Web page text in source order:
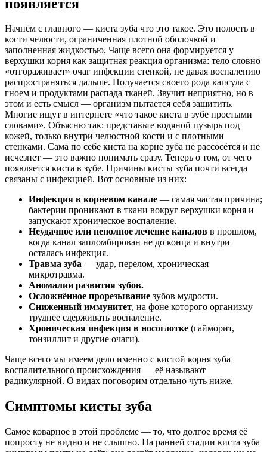
появляется
Начнём с главного — киста зуба что это такое. Это полость в
кости челюсти, ограниченная плотной оболочкой и
заполненная жидкостью. Чаще всего она формируется у
верхушки корня как защитная реакция организма: тело словно
«отгораживает» очаг инфекции стенкой, не давая воспалению
распространяться дальше. Получается своего рода капсула с
гноем и продуктами распада тканей. Звучит неприятно, но в
этом и есть смысл — организм пытается себя защитить.
Многие ищут в интернете «что такое киста в зубе простыми
словами». Объясню так: представьте водяной пузырь под
кожей, только внутри челюстной кости и с плотными
стенками. Сама по себе киста на корне зуба не рассосётся и не
исчезнет — это важно понимать сразу. Теперь о том, от чего
появляется киста в зубе. Причины кисты зуба почти всегда
связаны с инфекцией. Вот основные из них:
Инфекция в корневом канале — самая частая причина;
бактерии проникают в ткани вокруг верхушки корня и
запускают хроническое воспаление.
Неудачное или неполное лечение каналов в прошлом,
когда канал запломбирован не до конца и внутри
осталась инфекция.
Травма зуба — удар, перелом, хроническая
микротравма.
Аномалии развития зубов.
Осложнённое прорезывание зубов мудрости.
Сниженный иммунитет, на фоне которого организму
труднее сдерживать воспаление.
Хроническая инфекция в носоглотке (гайморит,
тонзиллит и другие очаги).
Чаще всего мы имеем дело именно с кистой корня зуба
воспалительного происхождения — её называют
радикулярной. О видах поговорим отдельно чуть ниже.
Симптомы кисты зуба
Самое коварное в этой проблеме — то, что долгое время её
попросту не видно и не слышно. На ранней стадии киста зуба